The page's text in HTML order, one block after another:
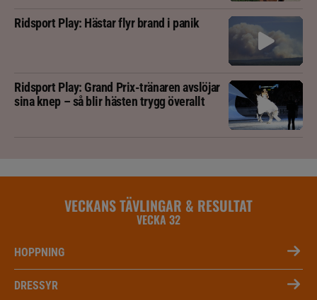
Ridsport Play: Hästar flyr brand i panik
Ridsport Play: Grand Prix-tränaren avslöjar
sina knep – så blir hästen trygg överallt
VECKANS TÄVLINGAR & RESULTAT
VECKA 32
HOPPNING
DRESSYR